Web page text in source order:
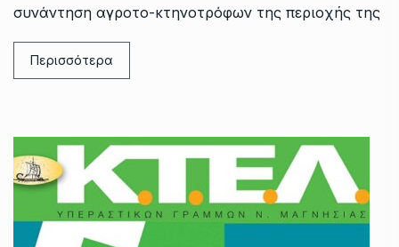
συνάντηση αγροτο-κτηνοτρόφων της περιοχής της
Περισσότερα